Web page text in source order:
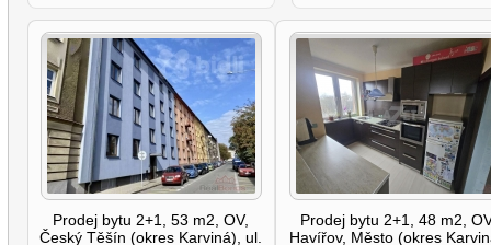
Prodej bytu 2+1, 53 m2, OV,
Český Těšín (okres Karviná), ul.
Prodej bytu 2+1, 48 m2,
Havířov, Město (okres